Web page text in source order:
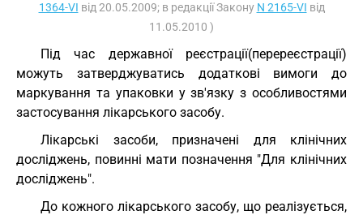
1364-VI від 20.05.2009; в редакції Закону N 2165-VI від
11.05.2010 )
Під час державної реєстрації(перереєстрації)
можуть затверджуватись додаткові вимоги до
маркування та упаковки у зв'язку з особливостями
застосування лікарського засобу.
Лікарські засоби, призначені для клінічних
досліджень, повинні мати позначення "Для клінічних
досліджень".
До кожного лікарського засобу, що реалізується,